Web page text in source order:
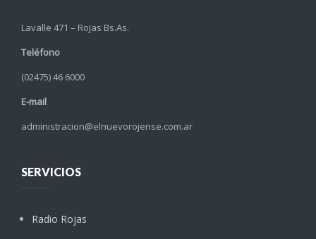
Lavalle 471 – Rojas Bs.As.
Teléfono
(02475) 46 6000
E-mail
administracion@elnuevorojense.com.ar
SERVICIOS
Radio Rojas